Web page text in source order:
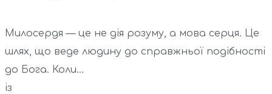
Милосердя — це не дія розуму, а мова серця. Це
шлях, що веде людину до справжньої подібності
до Бога. Коли...
із